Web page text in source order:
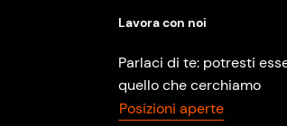
Lavora con noi
Parlaci di te: potresti
quello che cerchiamo
Posizioni aperte